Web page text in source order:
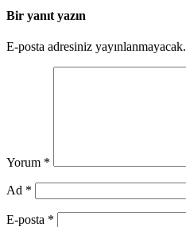
Bir yanıt yazın
E-posta adresiniz yayınlanmayacak.
Yorum *
Ad *
E-posta *